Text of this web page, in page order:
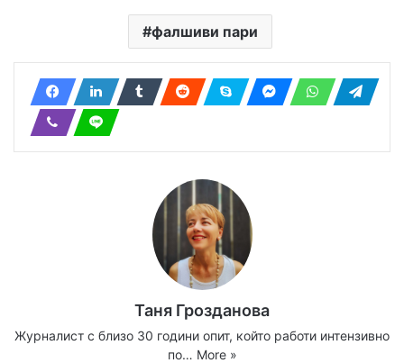
фалшиви пари
Таня Грозданова
Журналист с близо 30 години опит, който работи интензивно
по… More »